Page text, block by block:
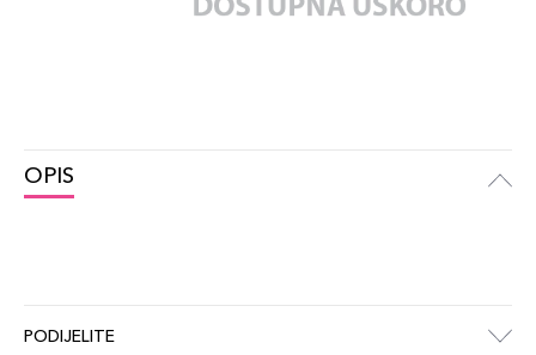
OPIS
PODIJELITE